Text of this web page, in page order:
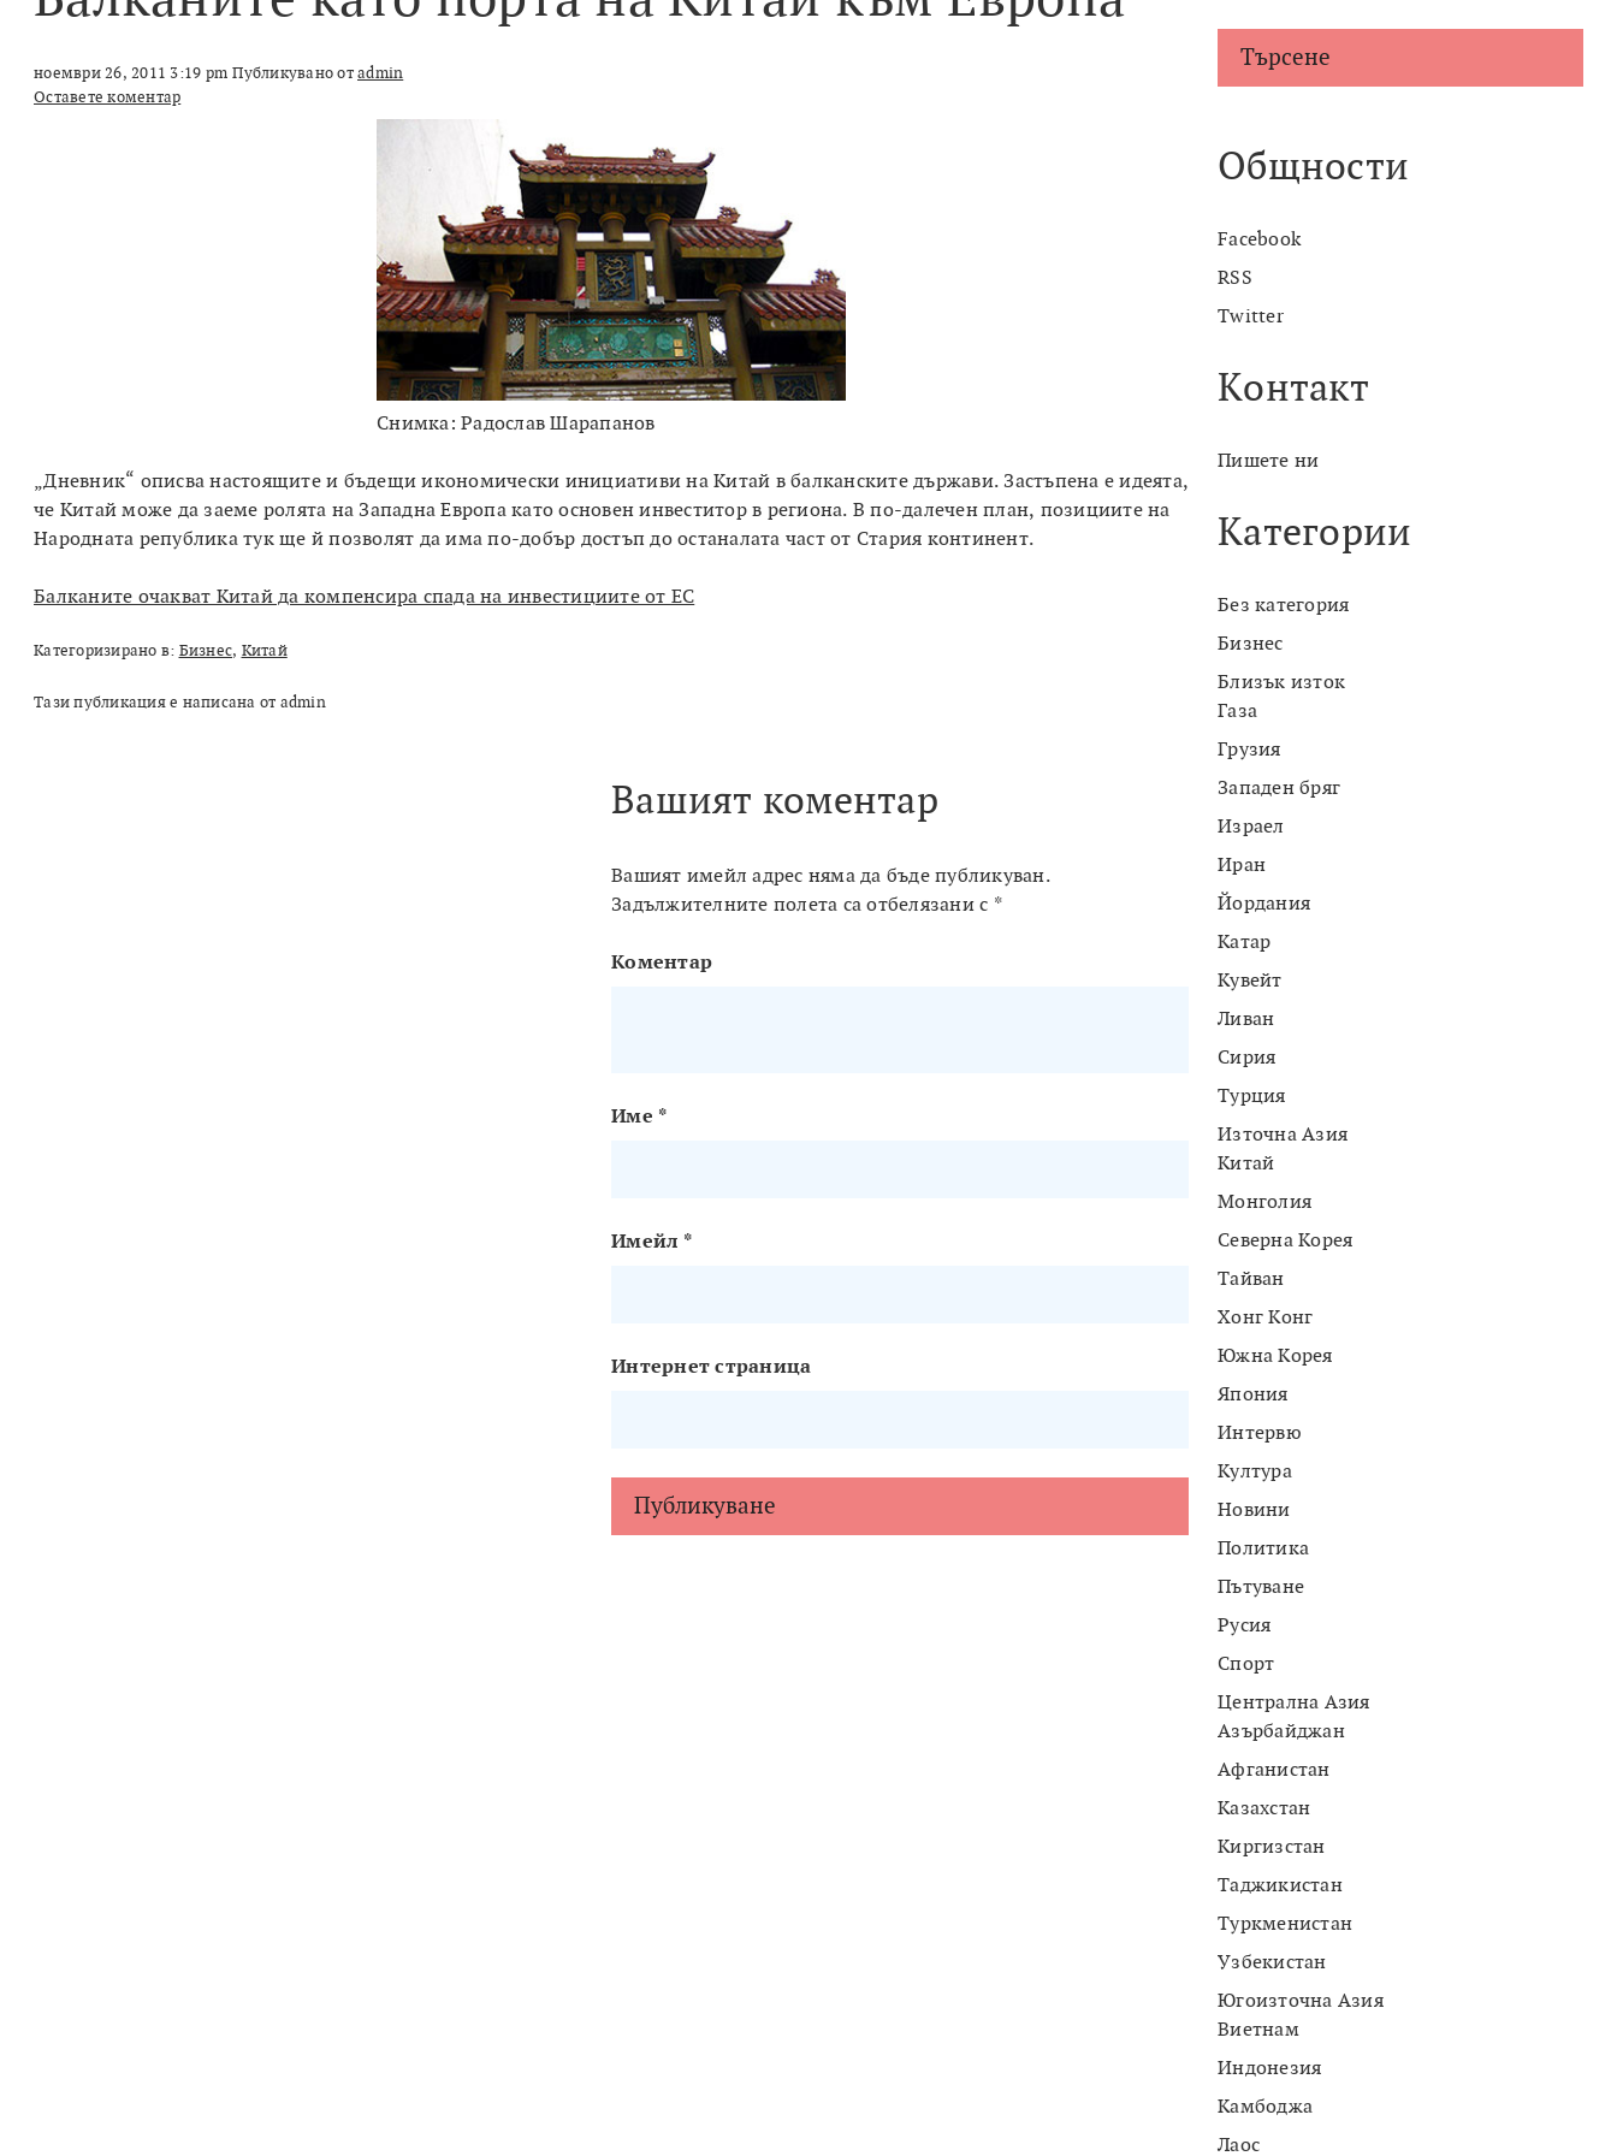
ноември 26, 2011 3:19 pm Публикувано отadmin
Оставете коментар
Снимка: Радослав Шарапанов
„Дневник“ описва настоящите и бъдещи икономически инициативи на Китай в балканските държави.Застъпена е идеята,
че Китай може да заеме ролята на Западна Европа като основен инвеститор в региона. В по-далечен план, позициите на
Народната република тук ще й позволят да има по-добър достъп до останалата част от Стария континент.
Балканите очакват Китай да компенсира спада на инвестициите от ЕС
Категоризирано в: Бизнес, Китай
Тази публикация е написана от admin
Вашият коментар
Вашият имейл адрес няма да бъде публикуван.
Задължителните полета са отбелязани с *
Коментар
Име *
Имейл *
Интернет страница
Търсене
Общности
Facebook
RSS
Twitter
Контакт
Пишете ни
Категории
Без категория
Бизнес
Близък изток
Газа
Грузия
Западен бряг
Израел
Иран
Йордания
Катар
Кувейт
Ливан
Сирия
Турция
Източна Азия
Китай
Монголия
Северна Корея
Тайван
Хонг Конг
Южна Корея
Япония
Интервю
Култура
Новини
Политика
Пътуване
Русия
Спорт
Централна Азия
Азърбайджан
Афганистан
Казахстан
Киргизстан
Таджикистан
Туркменистан
Узбекистан
Югоизточна Азия
Виетнам
Индонезия
Камбоджа
Лаос